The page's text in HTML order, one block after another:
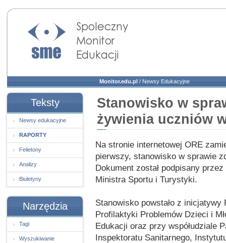
Społeczny Monitor
Edukacji
Monitor.edu.pl / Newsy Edukacyjne
Teksty
Newsy edukacyjne
RAPORTY
Felietony
Analizy
Biuletyny
Narzędzia
Tagi
Wyszukiwanie
Stanowisko w
żywienia uczniów
Na stronie internetowej ORE
pierwszy, stanowisko w sprawie
Dokument został podpisany
Ministra Sportu i Turystyki.
Stanowisko powstało z
Profilaktyki Problemów Dzieci i
Edukacji oraz przy współudziale
Inspektoratu Sanitarnego,